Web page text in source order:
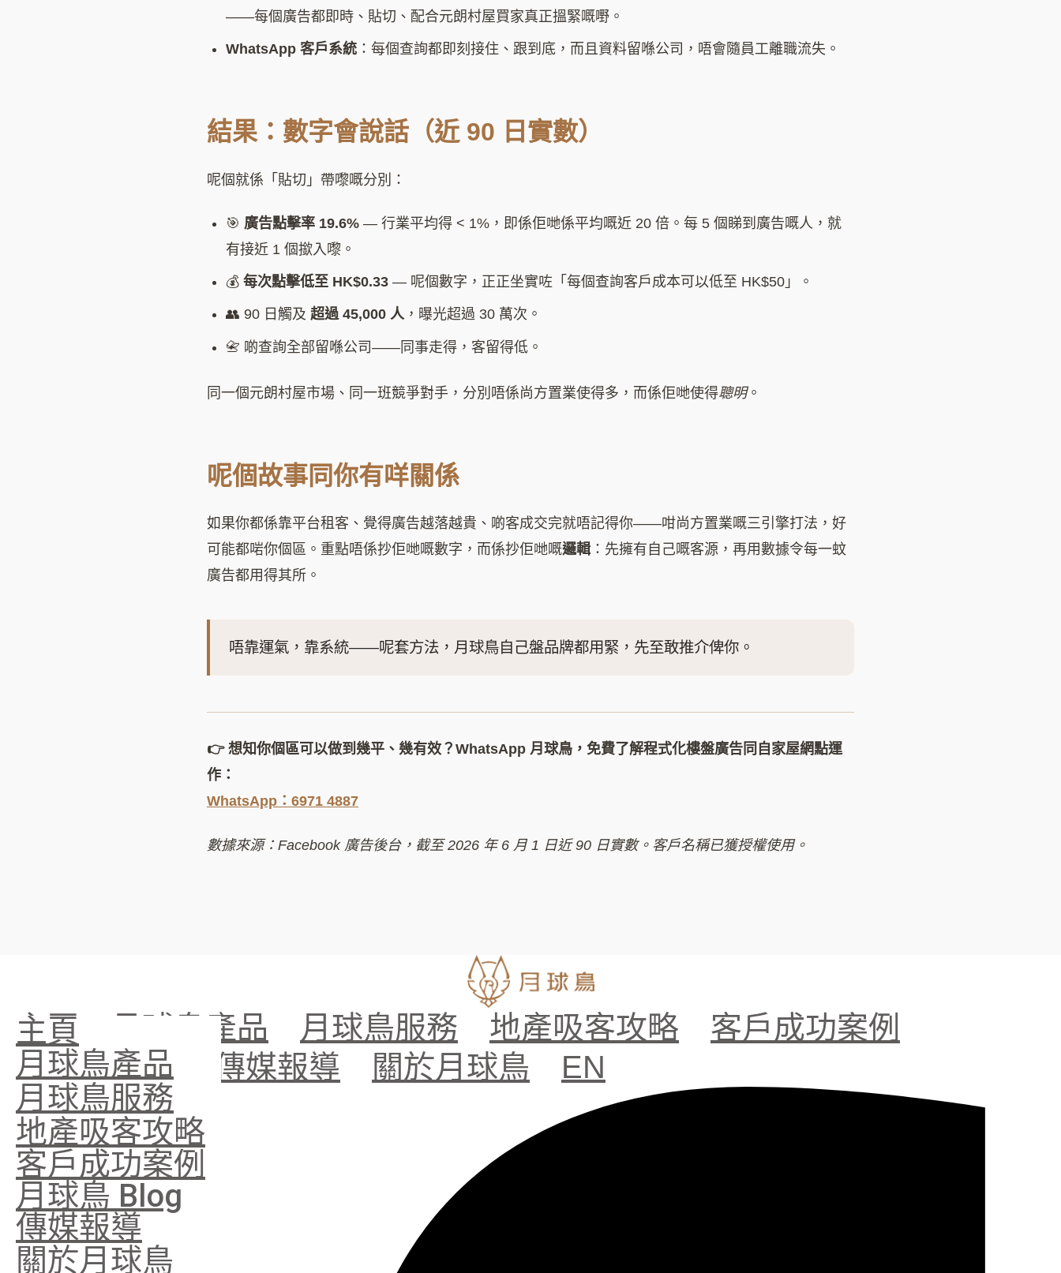
——每個廣告都即時、貼切、配合元朗村屋買家真正搵緊嘅嘢。
WhatsApp 客戶系統 ：每個查詢都即刻接住、跟到底，而且資料留喺公司，唔會隨員工離職流失。
結果：數字會說話（近 90 日實數）
呢個就係「貼切」帶嚟嘅分別：
🎯廣告點擊率 19.6% — 行業平均得 < 1%，即係佢哋係平均嘅近 20 倍。每 5 個睇到廣告嘅人，就
有接近 1 個撳入嚟。
💰每次點擊低至 HK$0.33 — 呢個數字，正正坐實咗「每個查詢客戶成本可以低至 HK$50」。
👥 90 日觸及 超過 45,000 人，曝光超過 30 萬次。
📇 啲查詢全部留喺公司——同事走得，客留得低。
同一個元朗村屋市場、同一班競爭對手，分別唔係尚方置業使得多，而係佢哋使得聰明。
呢個故事同你有咩關係
如果你都係靠平台租客、覺得廣告越落越貴、啲客成交完就唔記得你——咁尚方置業嘅三引擎打法，好
可能都啱你個區。重點唔係抄佢哋嘅數字，而係抄佢哋嘅邏輯 ：先擁有自己嘅客源，再用數據令每一蚊
廣告都用得其所。
唔靠運氣，靠系統——呢套方法，月球鳥自己盤品牌都用緊，先至敢推介俾你。
👉 想知你個區可以做到幾平、幾有效？WhatsApp 月球鳥，免費了解程式化樓盤廣告同自家屋網點運
作：
WhatsApp：6971 4887
數據來源：Facebook 廣告後台，截至 2026 年 6 月 1 日近 90 日實數。客戶名稱已獲授權使用。
主頁 月球鳥產品 月球鳥服務 地產吸客攻略
客戶成功案例
月球鳥 Blog
傳媒報導 關於月球鳥 EN
主頁
月球鳥產品
月球鳥服務
地產吸客攻略
客戶成功案例
月球鳥 Blog
傳媒報導
關於月球鳥